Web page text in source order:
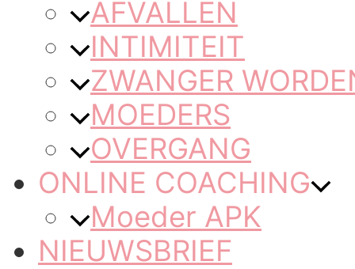
AFVALLEN
INTIMITEIT
ZWANGER
MOEDERS
OVERGANG
ONLINE COACHING
Moeder APK
NIEUWSBRIEF